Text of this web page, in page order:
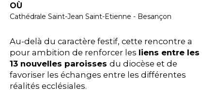
OÙ
Cathédrale Saint-Jean Saint-Etienne - Besançon
Au-delà du caractère festif, cette rencontre a
pour ambition de renforcer les liens entre les
13 nouvelles paroisses du diocèse et de
favoriser les échanges entre les différentes
réalités ecclésiales.